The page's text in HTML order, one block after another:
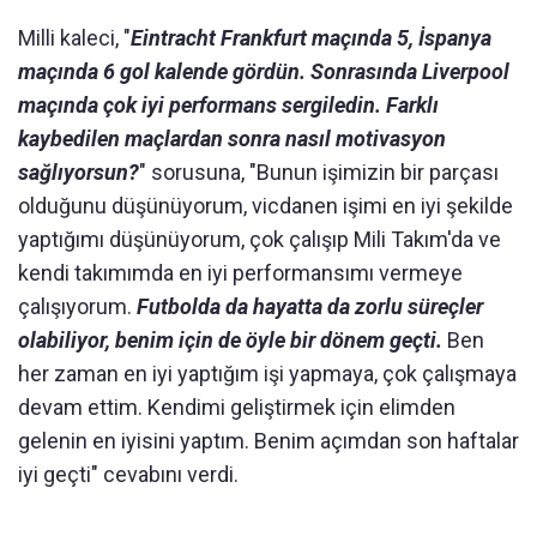
Milli kaleci, "Eintracht Frankfurt maçında 5, İspanya
maçında 6 gol kalende gördün. Sonrasında Liverpool
maçında çok iyi performans sergiledin. Farklı
kaybedilen maçlardan sonra nasıl motivasyon
sağlıyorsun?" sorusuna, "Bunun işimizin bir parçası
olduğunu düşünüyorum, vicdanen işimi en iyi şekilde
yaptığımı düşünüyorum, çok çalışıp Mili Takım'da ve
kendi takımımda en iyi performansımı vermeye
çalışıyorum. Futbolda da hayatta da zorlu süreçler
olabiliyor, benim için de öyle bir dönem geçti. Ben
her zaman en iyi yaptığım işi yapmaya, çok çalışmaya
devam ettim. Kendimi geliştirmek için elimden
gelenin en iyisini yaptım. Benim açımdan son haftalar
iyi geçti" cevabını verdi.